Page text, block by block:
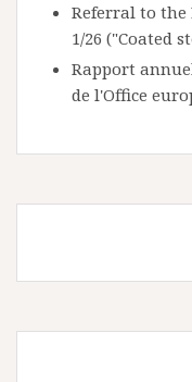
Referral to the
1/26 ("Coated
Rapport
de l'Office